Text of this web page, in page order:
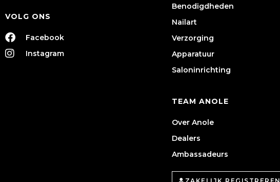
VOLG ONS
Facebook
Instagram
Benodigdheden
Nailart
Verzorging
Apparatuur
Saloninrichting
TEAM ANOLE
Over Anole
Dealers
Ambassadeurs